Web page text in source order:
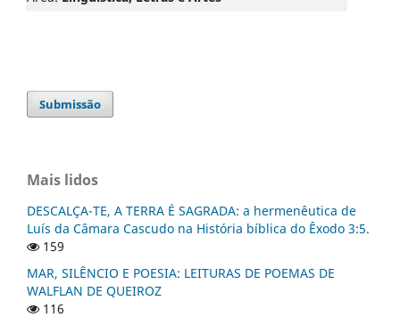
Submissão
Mais lidos
DESCALÇA-TE, A TERRA É SAGRADA: a hermenêutica de
Luís da Câmara Cascudo na História bíblica do Êxodo 3:5.
159
MAR, SILÊNCIO E POESIA: LEITURAS DE POEMAS DE
WALFLAN DE QUEIROZ
116